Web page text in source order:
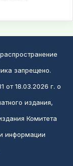
запрещено.
от 18.03.2026 г. о
издания,
Комитета
информации